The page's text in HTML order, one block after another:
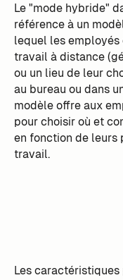
Le "mode hybride"
référence à un
lequel les
travail à distance
ou un lieu de leur
au bureau ou dans
modèle offre aux
pour choisir où et
en fonction de leurs
travail.
Les